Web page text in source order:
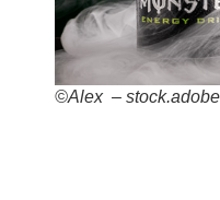
©Alex –